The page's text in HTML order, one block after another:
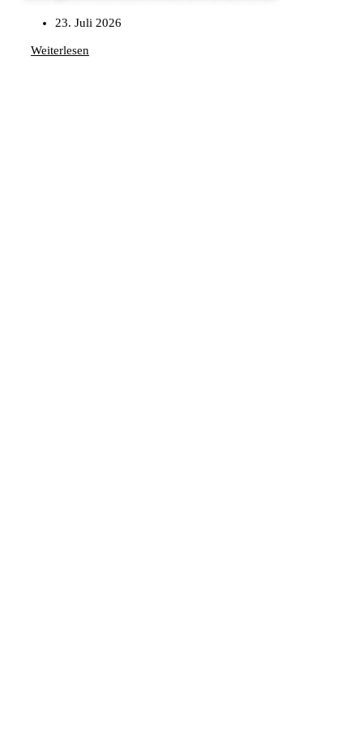
23. Juli 2026
Weiterlesen